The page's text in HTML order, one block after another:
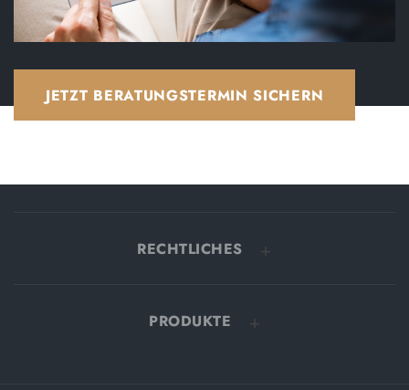
JETZT BERATUNGSTERMIN SICHERN
RECHTLICHES
PRODUKTE